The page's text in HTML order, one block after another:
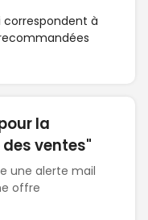
correspondent à
la
ventes"
une alerte mail
offre